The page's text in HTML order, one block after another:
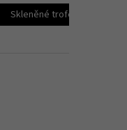
Skleněné trofeje